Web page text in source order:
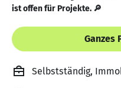
ist offen für Projekte. 🔎
Ganzes
Selbstständig,